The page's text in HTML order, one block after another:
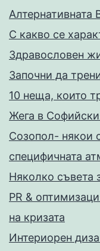
Алтернативната
С какво се
Здравословен
Запoчни да
10 неща, които
Жега в
Созопол- някои
специфичната
Няколко съвета
PR &
на кризата
Интериорен